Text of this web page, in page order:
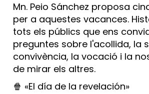
Mn. Peio Sánchez proposa
per a aquestes vacances.
tots els públics que ens
preguntes sobre l'acollida, la
convivència, la vocació i la
de mirar els altres.
🍿 «El día de la revelación»